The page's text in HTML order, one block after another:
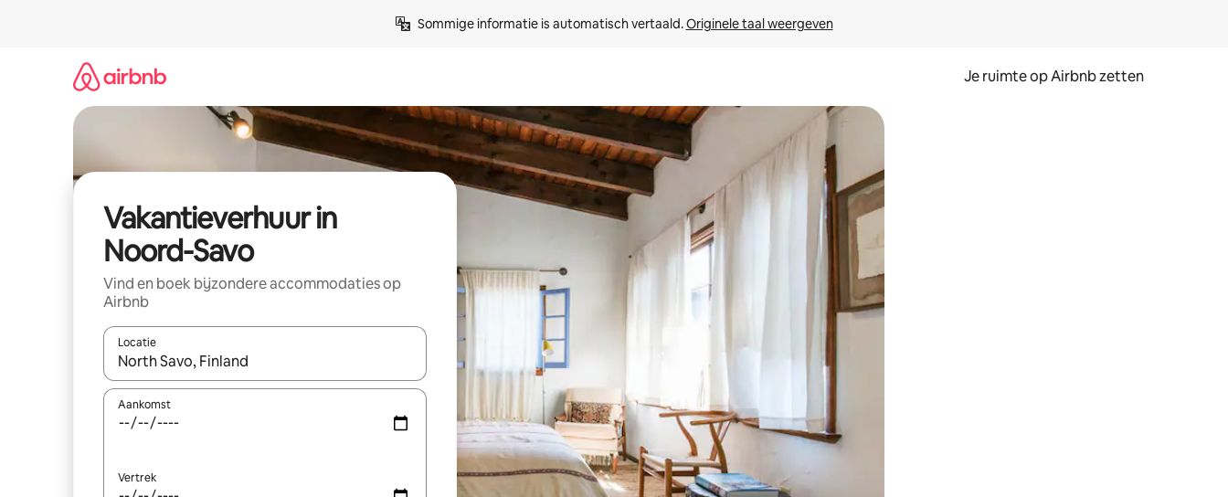
Sommige informatie is automatisch vertaald. Originele taal weergeven
Je ruimte op Airbnb zetten
Vakantieverhuur in
Noord-Savo
Vind en boek bijzondere accommodaties op
Airbnb
Locatie
Wanneer er suggesties beschikbaar zijn, maak je een keuze met je de pijltjestoetsen omhoog en omlaag, óf door te tikken of swipen.
Aankomst
Vertrek